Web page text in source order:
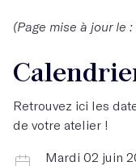
(Page mise à jour le
Retrouvez ici les
de votre atelier !
Mardi 02 juin